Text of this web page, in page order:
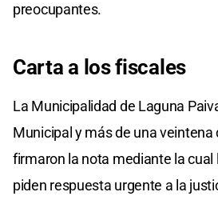
preocupantes.
Carta a los fiscales
La Municipalidad de Laguna
Municipal y más de una
firmaron la nota mediante la cual
piden respuesta urgente a la